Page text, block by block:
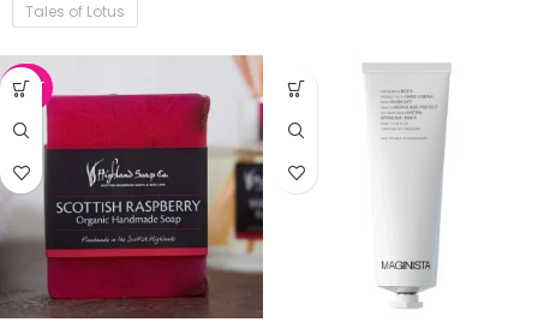
Tales of Lotus
NYHET